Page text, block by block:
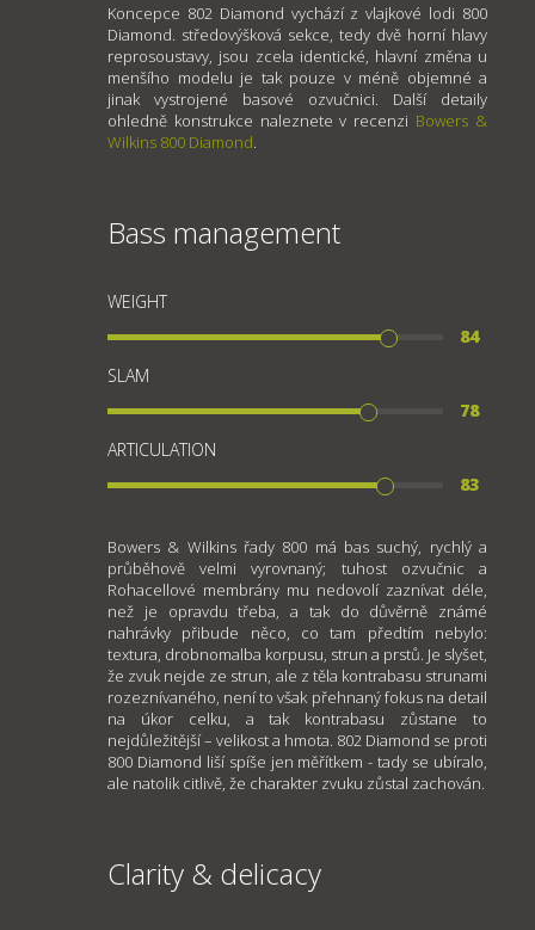
Koncepce 802 Diamond vychází z vlajkové lodi 800
Diamond. středovýšková sekce, tedy dvě horní hlavy
reprosoustavy, jsou zcela identické, hlavní změna u
menšího modelu je tak pouze v méně objemné a
jinak vystrojené basové ozvučnici. Další detaily
ohledně konstrukce naleznete v recenzi Bowers &
Wilkins 800 Diamond.
Bass management
WEIGHT
84
SLAM
78
ARTICULATION
83
Bowers & Wilkins řady 800 má bas suchý, rychlý a
průběhově velmi vyrovnaný; tuhost ozvučnic a
Rohacellové membrány mu nedovolí zaznívat déle,
než je opravdu třeba, a tak do důvěrně známé
nahrávky přibude něco, co tam předtím nebylo:
textura, drobnomalba korpusu, strun a prstů. Je slyšet,
že zvuk nejde ze strun, ale z těla kontrabasu strunami
rozeznívaného, není to však přehnaný fokus na detail
na úkor celku, a tak kontrabasu zůstane to
nejdůležitější – velikost a hmota. 802 Diamond se proti
800 Diamond liší spíše jen měřítkem - tady se ubíralo,
ale natolik citlivě, že charakter zvuku zůstal zachován.
Clarity & delicacy